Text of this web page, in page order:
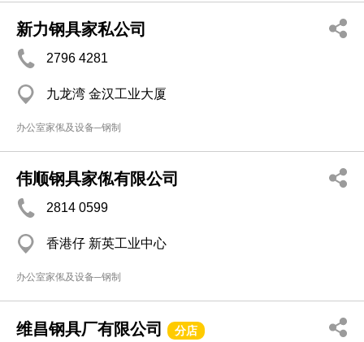
新力钢具家私公司
2796 4281
九龙湾 金汉工业大厦
办公室家俬及设备─钢制
伟顺钢具家俬有限公司
2814 0599
香港仔 新英工业中心
办公室家俬及设备─钢制
维昌钢具厂有限公司 分店